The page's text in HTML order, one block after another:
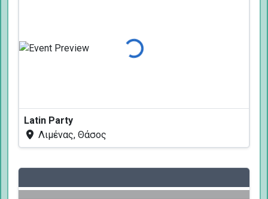
Φόρτωση...
Latin Party
Λιμένας, Θάσος